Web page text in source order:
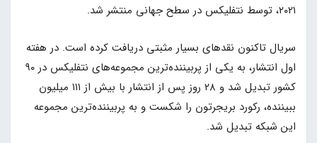
۲۰۲۱، توسط نتفلیکس در سطح جهانی منتشر شد.
سریال تاکنون نقدهای بسیار مثبتی دریافت کرده است. در هفته
اول انتشار، به یکی از پربیننده‌ترین مجموعه‌های نتفلیکس در ۹۰
کشور تبدیل شد و ۲۸ روز پس از انتشار با بیش از ۱۱۱ میلیون
ببیننده، رکورد بریجرتون را شکست و به پربیننده‌ترین مجموعه
این شبکه تبدیل شد.